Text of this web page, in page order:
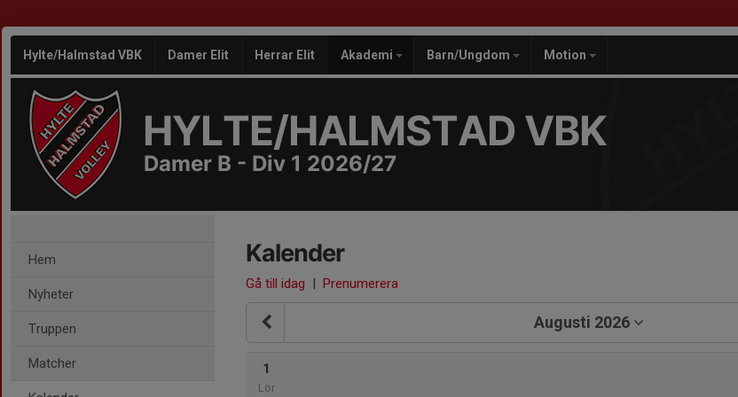
Hylte/Halmstad VBK Damer Elit Herrar Elit Akademi Barn/Ungdom Motion
HYLTE/HALMSTAD VBK
Damer B - Div 1 2026/27
Hem
Nyheter
Truppen
Matcher
Kalender
Gå till idag | Prenumerera
Augusti 2026
1
Lör